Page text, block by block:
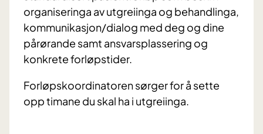
organiseringa av utgreiinga og behandlinga,
kommunikasjon/dialog med deg og dine
pårørande samt ansvarsplassering og
konkrete forløpstider.
Forløpskoordinatoren sørger for å sette
opp timane du skal ha i utgreiinga.